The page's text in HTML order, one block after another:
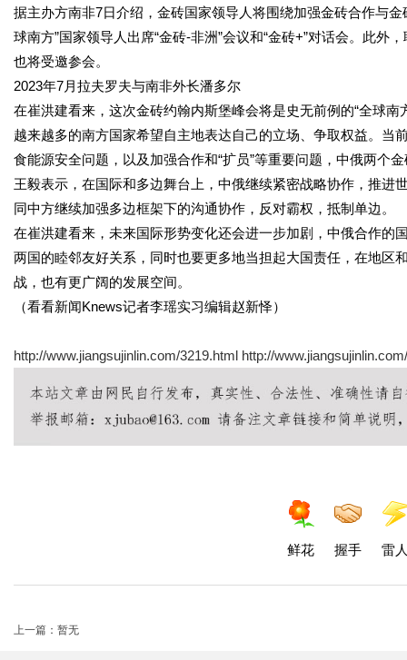
据主办方南非7日介绍，金砖国家领导人将围绕加强金砖合作与
球南方”国家领导人出席“金砖-非洲”会议和“金砖+”对话会。此
也将受邀参会。
2023年7月拉夫罗夫与南非外长潘多尔
在崔洪建看来，这次金砖约翰内斯堡峰会将是史无前例的“全球
越来越多的南方国家希望自主地表达自己的立场、争取权益。
食能源安全问题，以及加强合作和“扩员”等重要问题，中俄两个
王毅表示，在国际和多边舞台上，中俄继续紧密战略协作，推
同中方继续加强多边框架下的沟通协作，反对霸权，抵制单边。
在崔洪建看来，未来国际形势变化还会进一步加剧，中俄合作的
两国的睦邻友好关系，同时也要更多地当担起大国责任，在地区
战，也有更广阔的发展空间。
（看看新闻Knews记者李瑶实习编辑赵新怿）
http://www.jiangsujinlin.com/3219.html http://
鲜花 握手 雷
上一篇：暂无